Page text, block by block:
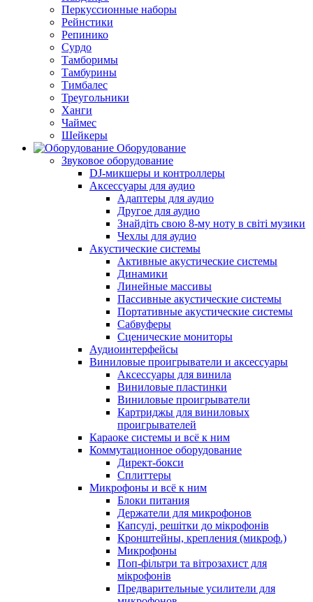
Перкуссионные наборы
Рейнстики
Репинико
Сурдо
Тамборимы
Тамбурины
Тимбалес
Треугольники
Ханги
Чаймес
Шейкеры
Оборудование
Звуковое оборудование
DJ-микшеры и контроллеры
Аксессуары для аудио
Адаптеры для аудио
Другое для аудио
Знайдіть свою 8-му ноту в світі музики
Чехлы для аудио
Акустические системы
Активные акустические системы
Динамики
Линейные массивы
Пассивные акустические системы
Портативные акустические системы
Сабвуферы
Сценические мониторы
Аудиоинтерфейсы
Виниловые проигрыватели и аксессуары
Аксессуары для винила
Виниловые пластинки
Виниловые проигрыватели
Картриджы для виниловых
проигрывателей
Караоке системы и всё к ним
Коммутационное оборудование
Директ-бокси
Сплиттеры
Микрофоны и всё к ним
Блоки питания
Держатели для микрофонов
Капсулі, решітки до мікрофонів
Кронштейны, крепления (микроф.)
Микрофоны
Поп-фільтри та вітрозахист для
мікрофонів
Предварительные усилители для